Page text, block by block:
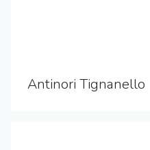
Antinori Tignanello